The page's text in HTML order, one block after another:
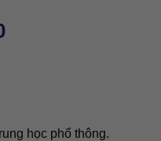
học phổ thông.